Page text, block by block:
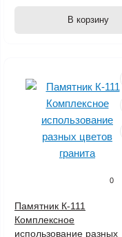
В корзину
0
Памятник К-111
Комплексное
использование разных